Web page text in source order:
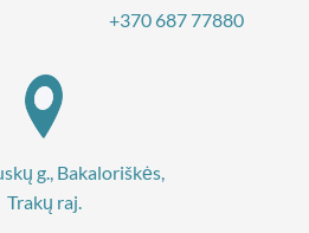
+370 687 77880
g., Bakaloriškės,
Trakų raj.